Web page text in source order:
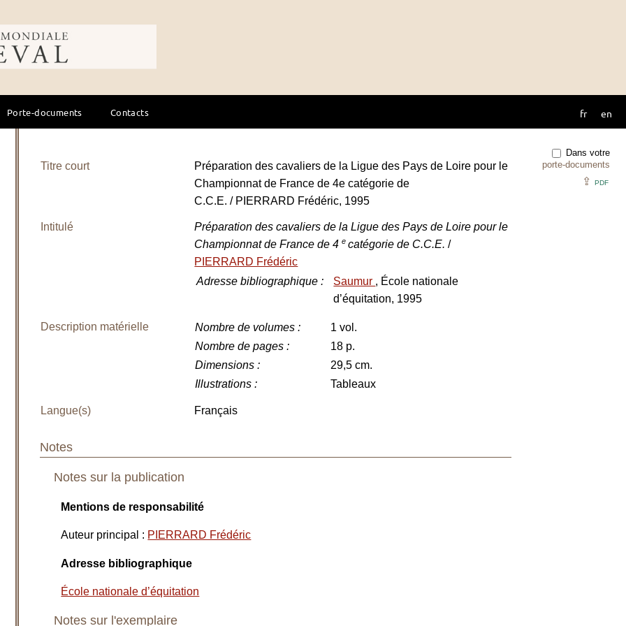
du cheval
Porte-documents Contacts fr en
Dans votre
porte-documents
⇪ PDF
Titre court
Préparation des cavaliers de la Ligue des Pays de Loire pour le
Championnat de France de 4e catégorie de
C.C.E. / PIERRARD Frédéric, 1995
Intitulé
Préparation des cavaliers de la Ligue des Pays de Loire pour le
Championnat de France de 4e catégorie de C.C.E./
PIERRARD Frédéric
Adresse bibliographique : Saumur , École nationale
d’équitation, 1995
Description matérielle Nombre de volumes :
1 vol.
Nombre de pages :
18 p.
Dimensions :
29,5 cm.
Illustrations : Tableaux
Langue(s) Français
Notes
Notes sur la publication
Mentions de responsabilité
Auteur principal : PIERRARD Frédéric
Adresse bibliographique
École nationale d’équitation
Notes sur l'exemplaire